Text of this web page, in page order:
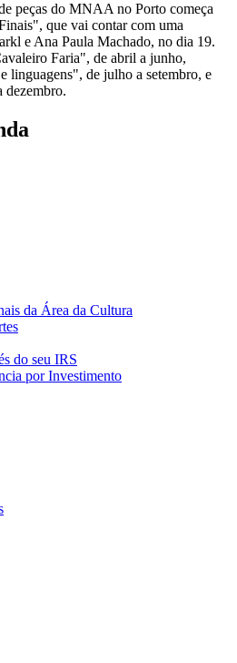
peças do MNAA no Porto começa
que vai contar com uma
e Ana Paula Machado, no dia 19.
Faria", de abril a junho,
linguagens", de julho a setembro, e
dezembro.
da Área da Cultura
do seu IRS
por Investimento